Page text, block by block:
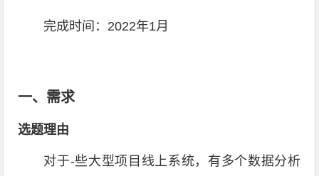
完成时间：2022年1月
一、需求
选题理由
对于-些大型项目线上系统，有多个数据分析